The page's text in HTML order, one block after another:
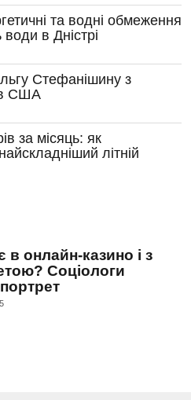
та водні обмеження
в Дністрі
Стефанішину з
в США
за місяць: як
літній
в онлайн-казино і з
Соціологи